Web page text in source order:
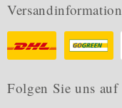
Versandinformation
Folgen Sie uns auf